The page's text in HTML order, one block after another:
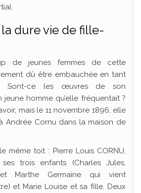
dure vie de fille-
de jeunes femmes de cette
dû être embauchée en tant
Sont-ce les œuvres de son
jeune homme qu’elle fréquentait ?
mais le 11 novembre 1896, elle
Andrée Cornu dans la maison de
même toit : Pierre Louis CORNU,
trois enfants (Charles Jules,
Marthe Germaine qui vient
et Marie Louise et sa fille. Deux